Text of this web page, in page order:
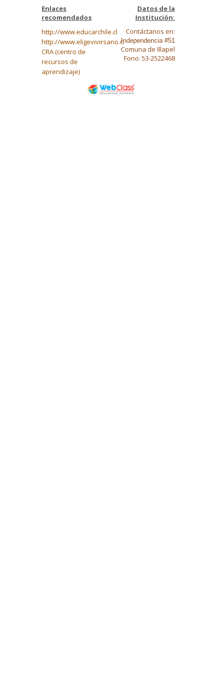
Enlaces
recomendados
http://www.educarchile.cl
http://www.eligevivirsano.cl
CRA (centro de
recursos de
aprendizaje)
Datos de la
Institución:
Contáctanos en:
Independencia #51
Comuna de Illapel
Fono: 53-2522468